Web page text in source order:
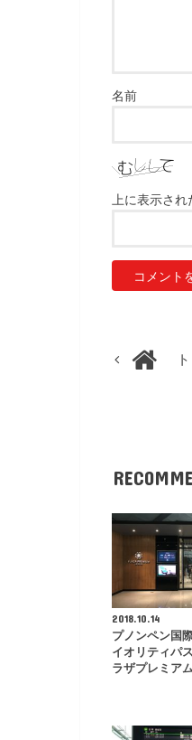
名前
上に表示され
2018.10.14
プノンペン国
イオリティパ
ラザプレミア